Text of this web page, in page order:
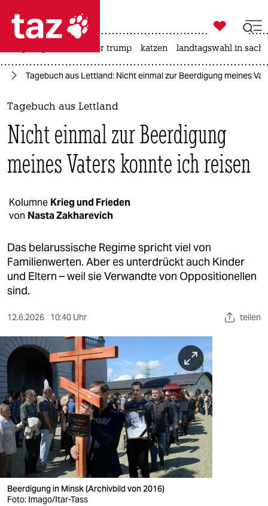
 taz zahl ich
taz zahl ich
themen
politik
öko
kultur
sport
berlin
nord
wahrheit
verlag
verlag
veranstaltungen
shop
fragen & hilfe
unterstützen
abo

taz zahl ich
usa unter trump katzen landtagswahl in
Tagebuch aus Lettland: Nicht einmal zur Beerdigung meines
Tagebuch aus Lettland
Nicht einmal zur Beerdigung
meines Vaters konnte ich reisen
Kolumne Krieg und Frieden
von Nasta Zakharevich
Das belarussische Regime spricht viel von
Familienwerten. Aber es unterdrückt auch Kinder
und Eltern – weil sie Verwandte von Oppositionellen
sind.
12.6.2026 10:40 Uhr teilen
Beerdigung in Minsk (Archivbild von 2016)
Foto: Imago/Itar-Tass